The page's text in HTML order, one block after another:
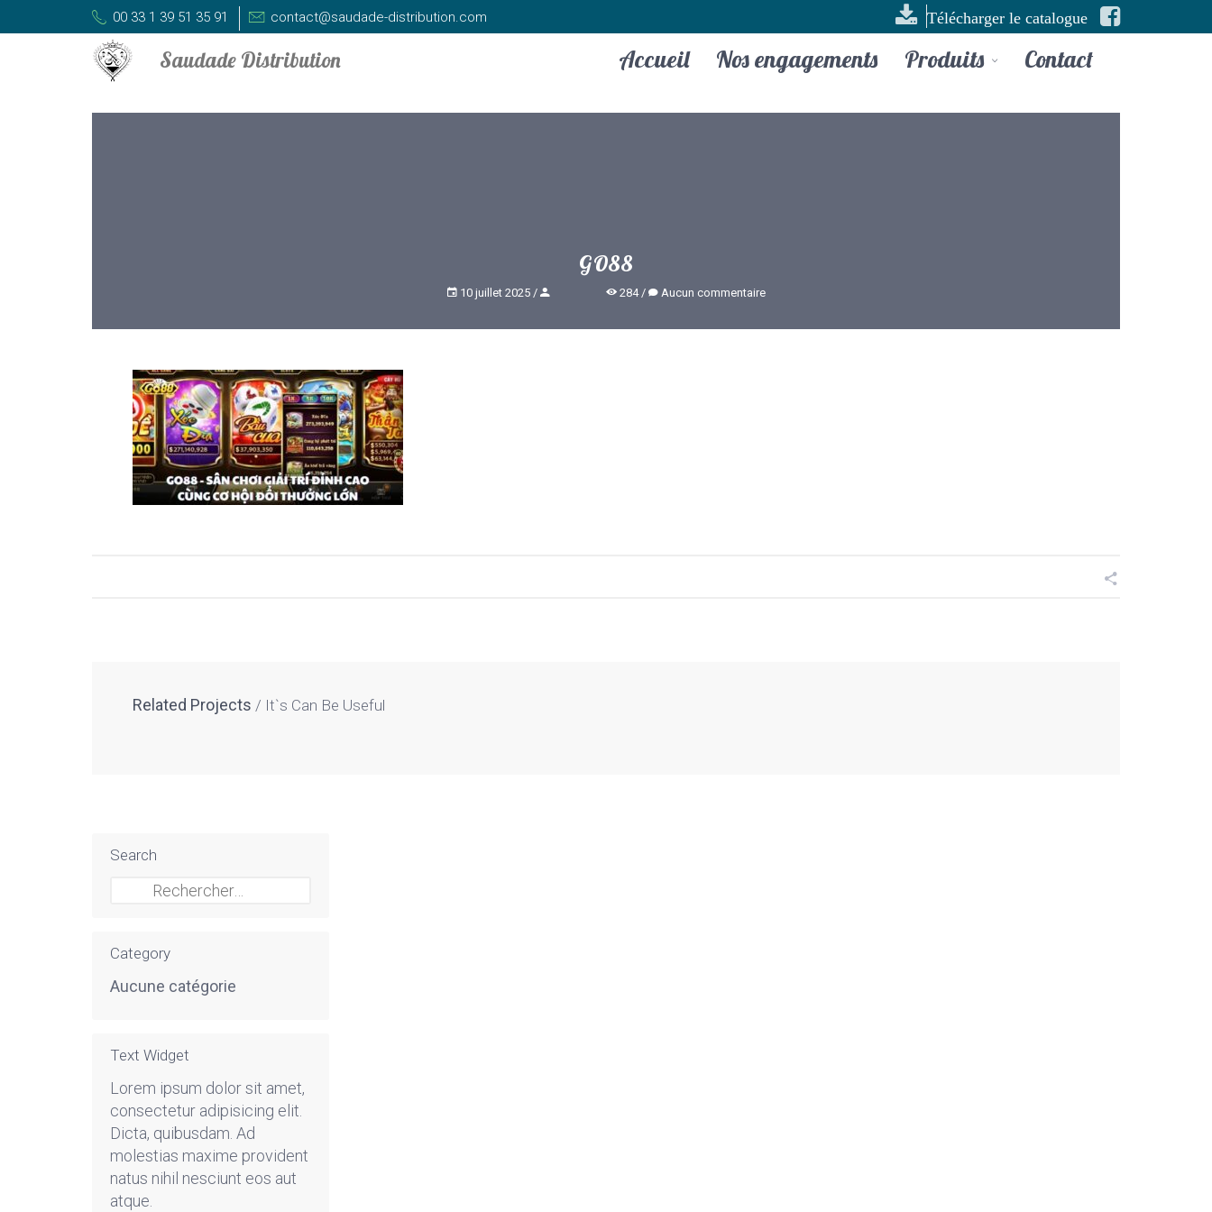
00 33 1 39 51 35 91 contact@saudade-distribution.com Télécharger le catalogue
Accueil Nos engagements Produits Contact
GO88
10 juillet 2025 284 Aucun commentaire
Related Projects It`s Can Be Useful
Search
Rechercher :
Category
Aucune catégorie
Text Widget
Lorem ipsum dolor sit amet,
consectetur adipisicing elit.
Dicta, quibusdam. Ad
molestias maxime provident
natus nihil nesciunt eos aut
atque.